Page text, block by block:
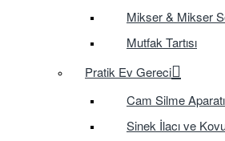
Mikser & Mikser
Mutfak Tartısı
Pratik Ev Gereci
Cam Silme Aparatı
Sinek İlacı ve